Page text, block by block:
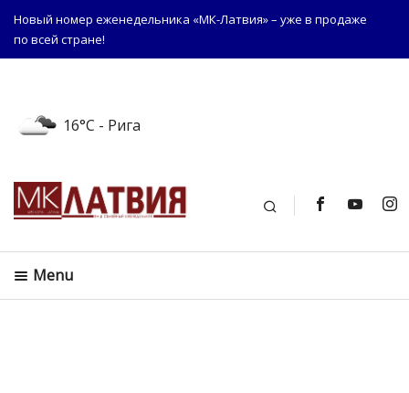
Новый номер еженедельника «МК-Латвия» – уже в продаже
по всей стране!
16°C - Рига
Поиск
Menu